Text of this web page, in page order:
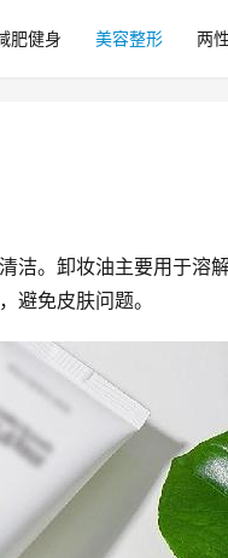
肥健身 美容整形 两
洁。卸妆油主要用于溶
避免皮肤问题。